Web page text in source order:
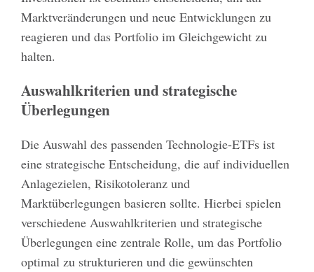
Marktveränderungen und neue Entwicklungen zu
reagieren und das Portfolio im Gleichgewicht zu
halten.
Auswahlkriterien und strategische
Überlegungen
Die Auswahl des passenden Technologie-ETFs ist
eine strategische Entscheidung, die auf individuellen
Anlagezielen, Risikotoleranz und
Marktüberlegungen basieren sollte. Hierbei spielen
verschiedene Auswahlkriterien und strategische
Überlegungen eine zentrale Rolle, um das Portfolio
optimal zu strukturieren und die gewünschten